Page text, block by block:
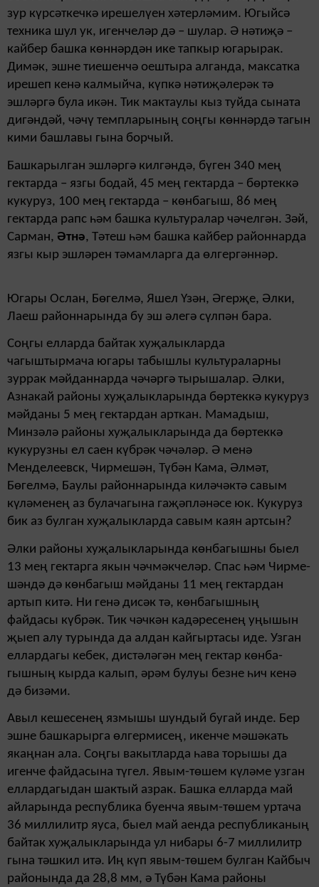
зур күрсәткечкә ирешелүен хәтерләмим. Югый­сә
техника шул ук, иген­челәр дә – шулар. Ә нәтиҗә –
кайбер башка көннәрдән ике тапкыр югарырак.
Димәк, эшне тиешенчә оештыра алганда, максатка
ирешеп кенә калмыйча, күпкә нәтиҗә­лерәк тә
эшләргә була икән. Тик мактаулы кыз туйда сыната
дигәндәй, чәчү темпла­рының соңгы көннәрдә тагын
кими башлавы гына борчый.
Башкарылган эшләргә килгәндә, бүген 340 мең
гектарда – язгы бодай, 45 мең гектарда – бөртеккә
кукуруз, 100 мең гектарда – көнбагыш, 86 мең
гектарда рапс һәм башка культуралар чәчелгән. Зәй,
Сарман, Әтнә, Тәтеш һәм башка кайбер районнарда
язгы кыр эшләрен тәмам­ларга да өлгергәннәр.
Югары Ослан, Бөгелмә, Яшел Үзән, Әгерҗе, Әлки,
Лаеш районнарында бу эш әлегә сүлпән бара.
Соңгы елларда байтак хуҗалыкларда
чагыштырмача югары табышлы культураларны
зуррак мәйданнарда чәчәргә тырышалар. Әлки,
Азнакай районы хуҗа­лык­ла­рын­да бөртеккә кукуруз
мәй­даны 5 мең гектардан арткан. Мамадыш,
Минзәлә районы хуҗалыкларында да бөртеккә
кукурузны ел саен күбрәк чә­чәләр. Ә менә
Менделеевск, Чирмешән, Түбән Кама, Әлмәт,
Бөгелмә, Баулы районнарында киләчәктә савым
күләме­нең аз булачагына гаҗәплә­нәсе юк. Кукуруз
бик аз булган хуҗалыкларда савым каян артсын?
Әлки районы хуҗа­лык­ларында көнбагышны быел
13 мең гектарга якын чәч­мәкчеләр. Спас һәм Чирме­
шәндә дә көнбагыш мәйданы 11 мең гектардан
артып китә. Ни генә дисәк тә, көнбагыш­ның
файдасы күбрәк. Тик чәч­кән кадәресенең уңышын
җы­еп алу турында да алдан кайгыртасы иде. Узган
еллардагы кебек, дистәләгән мең гектар көн­ба­
гышның кырда калып, әрәм булуы безне һич кенә
дә бизәми.
Авыл кешесенең язмышы шундый бугай инде. Бер
эшне башкарырга өлгермисең, икенче мәшәкать
якаңнан ала. Соңгы вакытларда һава торышы да
игенче файдасына түгел. Явым-төшем күләме узган
еллардагыдан шактый азрак. Башка елларда май
айларында республика буенча явым-төшем уртача
36 миллилитр яуса, быел май аенда респу­бли­каның
байтак хуҗа­лык­ла­рында ул нибары 6-7 миллилитр
гына тәшкил итә. Иң күп явым-төшем булган Кайбыч
районында да 28,8 мм, ә Түбән Кама районы